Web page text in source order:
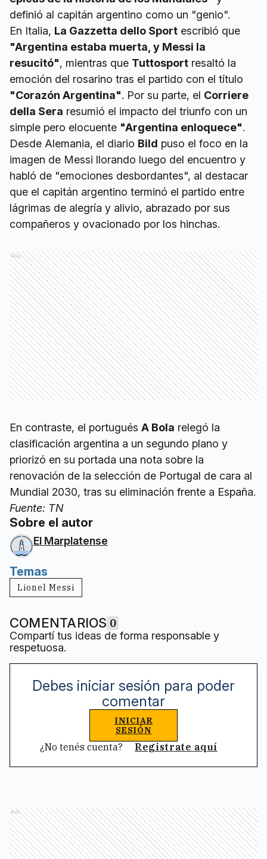
definió al capitán argentino como un "genio".
En Italia, La Gazzetta dello Sport escribió que
"Argentina estaba muerta, y Messi la
resucitó", mientras que Tuttosport resaltó la
emoción del rosarino tras el partido con el título
"Corazón Argentina". Por su parte, el Corriere
della Sera resumió el impacto del triunfo con un
simple pero elocuente "Argentina enloquece".
Desde Alemania, el diario Bild puso el foco en la
imagen de Messi llorando luego del encuentro y
habló de "emociones desbordantes", al destacar
que el capitán argentino terminó el partido entre
lágrimas de alegría y alivio, abrazado por sus
compañeros y ovacionado por los hinchas.
Ads
En contraste, el portugués A Bola relegó la
clasificación argentina a un segundo plano y
priorizó en su portada una nota sobre la
renovación de la selección de Portugal de cara al
Mundial 2030, tras su eliminación frente a España.
Fuente: TN
Sobre el autor
El Marplatense
Temas
Lionel Messi
COMENTARIOS 0
Compartí tus ideas de forma responsable y
respetuosa.
Debes iniciar sesión para poder
comentar
INICIAR
SESIÓN
¿No tenés cuenta? Registrate aquí
Ads